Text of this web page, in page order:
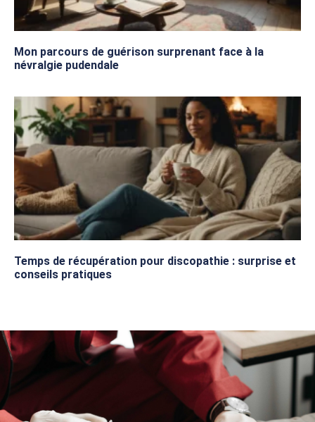
Mon parcours de guérison surprenant face à la
névralgie pudendale
Temps de récupération pour discopathie : surprise et
conseils pratiques